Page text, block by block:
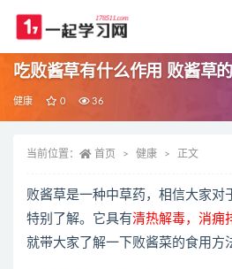
吃败酱草有什么作用 败酱草
健康 0 36
当前位置： 首页 健康 正文
败酱草是一种中草药，相信大家对
特别了解。它具有清热解毒，消痈
就带大家了解一下败酱菜的食用方